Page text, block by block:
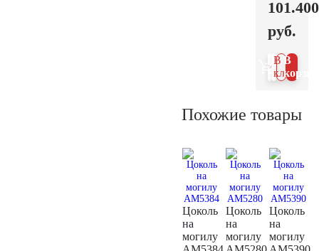
101.400
руб.
В
В 1
клик
Похожие товары
Цоколь
на
могилу
Цоколь
на
могилу
Цоколь
на
могилу